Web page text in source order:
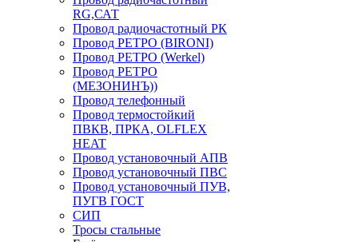
RG,САТ
Провод радиочастотный РК
Провод РЕТРО (BIRONI)
Провод РЕТРО (Werkel)
Провод РЕТРО
(МЕЗОНИНЪ))
Провод телефонный
Провод термостойкий
ПВКВ, ПРКА, OLFLEX
HEAT
Провод установочный АПВ
Провод установочный ПВС
Провод установочный ПУВ,
ПУГВ ГОСТ
СИП
Тросы стальные